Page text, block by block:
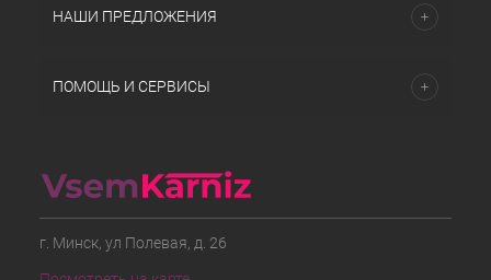
НАШИ ПРЕДЛОЖЕНИЯ
ПОМОЩЬ И СЕРВИСЫ
г. Минск, ул Полевая, д. 26